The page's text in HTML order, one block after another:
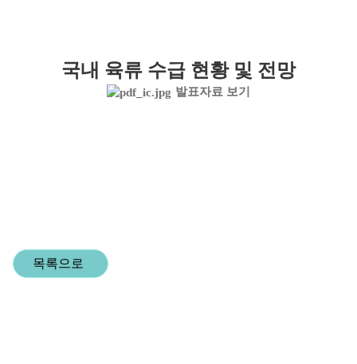
국내 육류 수급 현황 및 전망
발표자료 보기
목록으로